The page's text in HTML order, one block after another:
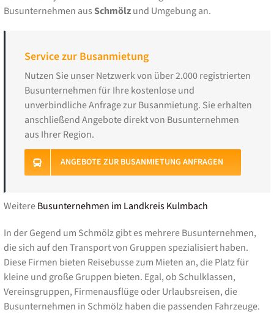
Busunternehmen ausSchmölzund Umgebung an.
Service zur Busanmietung
Nutzen Sie unser Netzwerk von über 2.000 registrierten
Busunternehmen für Ihre kostenlose und
unverbindliche Anfrage zur Busanmietung. Sie erhalten
anschließend Angebote direkt von Busunternehmen
aus Ihrer Region.
ANGEBOTE ZUR BUSANMIETUNG ANFRAGEN
WeitereBusunternehmen im Landkreis Kulmbach
In der Gegend um Schmölz gibt es mehrere Busunternehmen,
die sich auf den Transport von Gruppen spezialisiert haben.
Diese Firmen bieten Reisebusse zum Mieten an, die Platz für
kleine und große Gruppen bieten. Egal, ob Schulklassen,
Vereinsgruppen, Firmenausflüge oder Urlaubsreisen, die
Busunternehmen in Schmölz haben die passenden Fahrzeuge.